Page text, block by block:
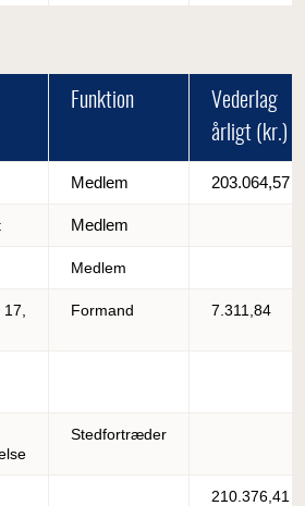
Funktion
Vederlag
årligt (kr.)
Medlem 203.064,57
Medlem
Medlem
Formand 7.311,84
Stedfortræder
210.376,41